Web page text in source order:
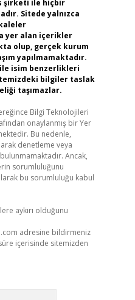
şirketi ile hiçbir
Sitede yalnızca
yer alan içerikler
olup, gerçek kurum
yapılmamaktadır.
isim benzerlikleri
bilgiler taslak
taşımazlar.
Bilgi Teknolojileri
onaylanmış bir Yer
Bu nedenle,
denetleme veya
Ancak,
sorumluluğunu
bu sorumluluğu kabul
aykırı olduğunu
adresine bildirmeniz
içerisinde sitemizden